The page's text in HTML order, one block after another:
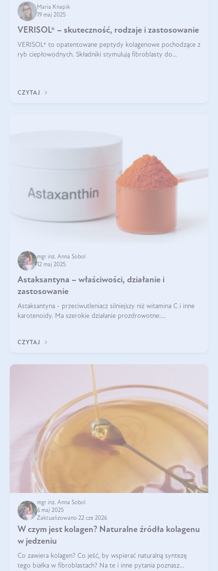
Maria Knapik
19 maj 2025
VERISOL® – skuteczność, rodzaje i zastosowanie
VERISOL® to opatentowane peptydy kolagenowe pochodzące z
ryb ciepłowodnych. Składniki stymulują fibroblasty do
CZYTAJ
mgr inż. Anna Sobol
12 maj 2025
Astaksantyna – właściwości, działanie i
zastosowanie
Astaksantyna - przeciwutleniacz silniejszy niż witamina C i inne
karotenoidy. Ma szerokie działanie prozdrowotne:
CZYTAJ
mgr inż. Anna Sobol
6 maj 2025
Zaktualizowano 22 cze 2026
W czym jest kolagen? Naturalne źródła kolagenu
w jedzeniu
Co zawiera kolagen? Co jeść, by wspierać naturalną syntezę
tego białka w fibroblastach? Na te i inne pytania poznasz